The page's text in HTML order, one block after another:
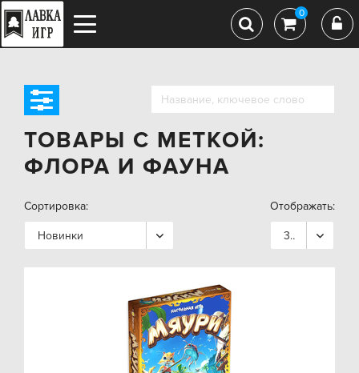
0
ТОВАРЫ С МЕТКОЙ:
ФЛОРА И ФАУНА
Сортировка:
Новинки
Отображать:
36